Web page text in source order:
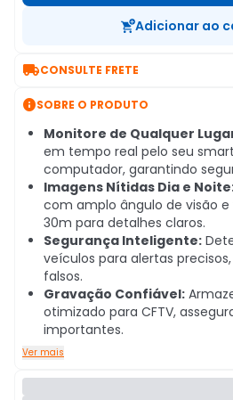
Adicionar ao
CONSULTE FRETE
SOBRE O PRODUTO
Monitore de Qualquer
em tempo real pelo seu
computador, garantindo
Imagens Nítidas Dia e
com amplo ângulo de visão
30m para detalhes claros.
Segurança Inteligente:
veículos para alertas
falsos.
Gravação Confiável:
otimizado para CFTV,
importantes.
Ver mais